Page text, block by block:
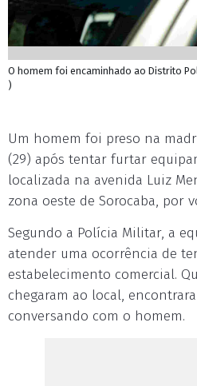
O homem foi encaminhado ao Distrito
)
Um homem foi preso na
(29) após tentar furtar
localizada na avenida Luiz
zona oeste de Sorocaba, por
Segundo a Polícia Militar, a
atender uma ocorrência de
estabelecimento comercial.
chegaram ao local,
conversando com o homem.